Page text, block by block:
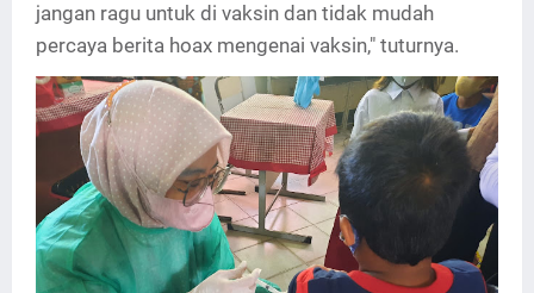
jangan ragu untuk di vaksin dan tidak mudah
percaya berita hoax mengenai vaksin," tuturnya.